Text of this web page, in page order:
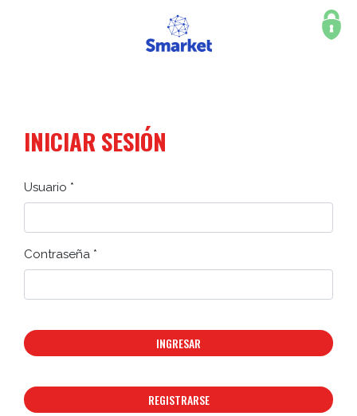
INICIAR SESIÓN
Usuario *
Contraseña *
INGRESAR
REGISTRARSE